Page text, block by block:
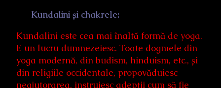
Kundalini și chakrele:
Kundalini este cea mai înaltă formă de yoga.
E un lucru dumnezeiesc. Toate dogmele din
yoga modernă, din budism, hinduism, etc., și
din religiile occidentale, propovăduiesc
neajutorarea, instruiesc adepții cum să fie